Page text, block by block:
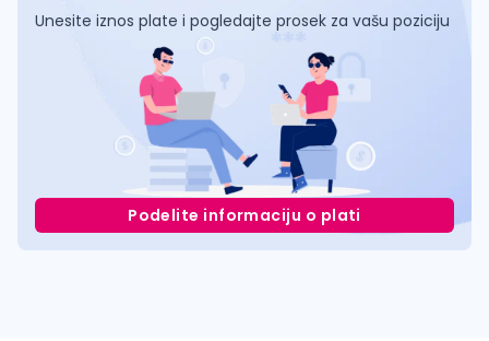
Unesite iznos plate i pogledajte prosek za vašu poziciju
Podelite informaciju o plati